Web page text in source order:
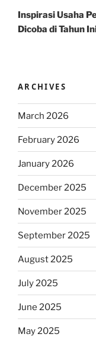
Post
Inspirasi Usaha
Dicoba di Tahun
ARCHIVES
March 2026
February 2026
January 2026
December 2025
November 2025
September 2025
August 2025
July 2025
June 2025
May 2025